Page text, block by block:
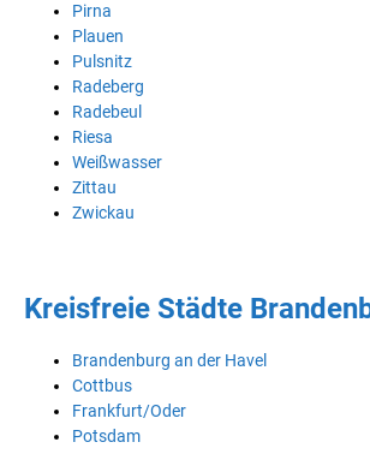
Pirna
Plauen
Pulsnitz
Radeberg
Radebeul
Riesa
Weißwasser
Zittau
Zwickau
Kreisfreie Städte
Brandenburg an der Havel
Cottbus
Frankfurt/Oder
Potsdam